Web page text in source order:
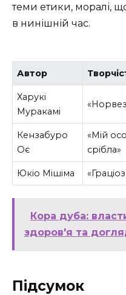
теми етики, моралі,
в нинішній час.
Автор
Харукі
Муракамі
Кензабуро
Оє
«Мій
срібла»
Юкіо Мішіма
Кора дуба:
здоров'я та
Підсумок